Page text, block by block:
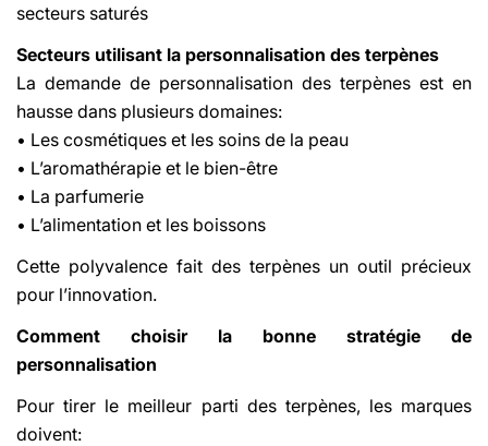
secteurs saturés
Secteurs utilisant la personnalisation des terpènes
La demande de personnalisation des terpènes est en
hausse dans plusieurs domaines:
• Les cosmétiques et les soins de la peau
• L’aromathérapie et le bien-être
• La parfumerie
• L’alimentation et les boissons
Cette polyvalence fait des terpènes un outil précieux
pour l’innovation.
Comment choisir la bonne stratégie de
personnalisation
Pour tirer le meilleur parti des terpènes, les marques
doivent: